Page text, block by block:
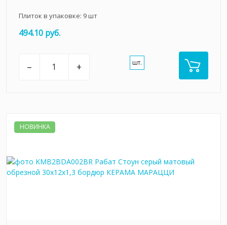
Плиток в упаковке: 9шт
494.10 руб.
– + шт.
НОВИНКА